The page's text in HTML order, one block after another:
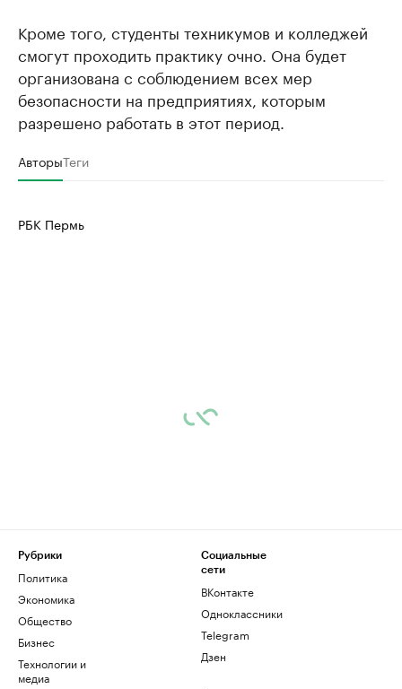
Кроме того, студенты техникумов и колледжей
смогут проходить практику очно. Она будет
организована с соблюдением всех мер
безопасности на предприятиях, которым
разрешено работать в этот период.
АвторыТеги
РБК Пермь
Рубрики
Политика
Экономика
Общество
Бизнес
Технологии и
медиа
Социальные
сети
ВКонтакте
Одноклассники
Telegram
Дзен